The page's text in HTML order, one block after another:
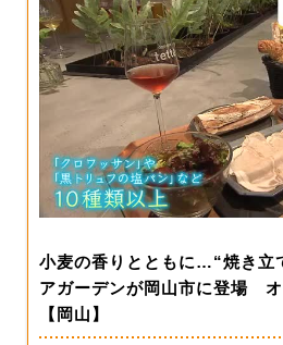
小麦の香りとともに…“焼き立
アガーデンが岡山市に登場
【岡山】